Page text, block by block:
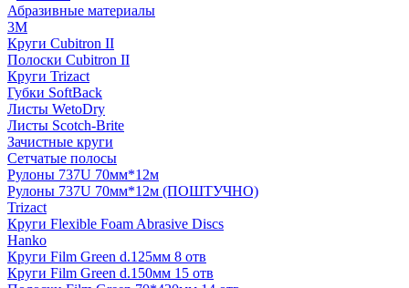
Абразивные материалы
3M
Круги Cubitron II
Полоски Cubitron II
Круги Trizact
Губки SoftBack
Листы WetoDry
Листы Scotch-Brite
Зачистные круги
Сетчатые полосы
Рулоны 737U 70мм*12м
Рулоны 737U 70мм*12м (ПОШТУЧНО)
Trizact
Круги Flexible Foam Abrasive Discs
Hanko
Круги Film Green d.125мм 8 отв
Круги Film Green d.150мм 15 отв